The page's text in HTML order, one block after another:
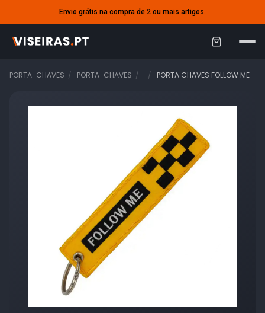
Envio grátis na compra de 2 ou mais artigos.
C
r
PORTA-CHAVES PORTA-CHAVES PORTA CHAVES FOLLOW ME